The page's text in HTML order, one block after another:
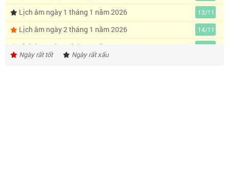
Lịch âm ngày 1 tháng 1 năm 2026 13/11
Lịch âm ngày 2 tháng 1 năm 2026 14/11
Lịch âm ngày 3 tháng 1 năm 2026 15/11
Ngày rất tốt Ngày rất xấu